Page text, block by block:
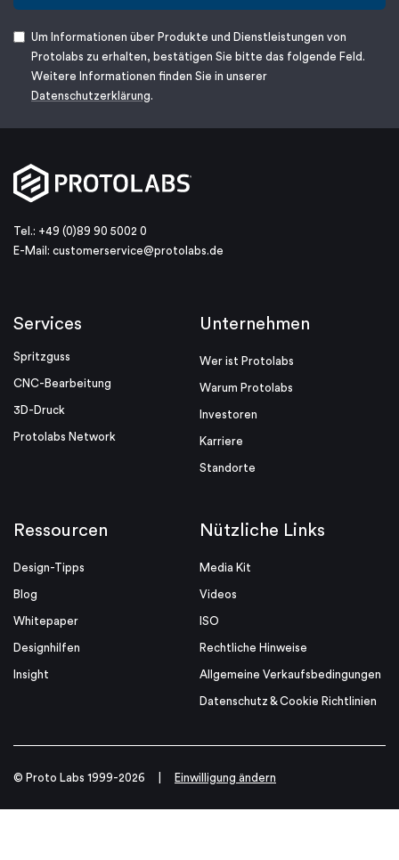
Um Informationen über Produkte und Dienstleistungen von
Protolabs zu erhalten, bestätigen Sie bitte das folgende Feld.
Weitere Informationen finden Sie in unserer
Datenschutzerklärung.
Tel.: +49 (0)89 90 5002 0
E-Mail: customerservice@protolabs.de
Services
Spritzguss
CNC-Bearbeitung
3D-Druck
Protolabs Network
Unternehmen
Wer ist Protolabs
Warum Protolabs
Investoren
Karriere
Standorte
Ressourcen
Design-Tipps
Blog
Whitepaper
Designhilfen
Insight
Nützliche Links
Media Kit
Videos
ISO
Rechtliche Hinweise
Allgemeine Verkaufsbedingungen
Datenschutz & Cookie Richtlinien
© Proto Labs 1999-2026 Einwilligung ändern